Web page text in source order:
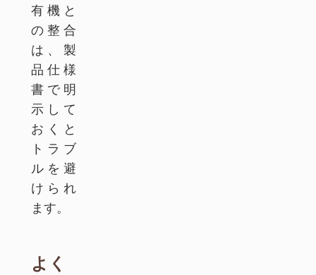
有機と
の整合
は、製
品仕様
書で明
示して
おくと
トラブ
ルを避
けられ
ます。
よく